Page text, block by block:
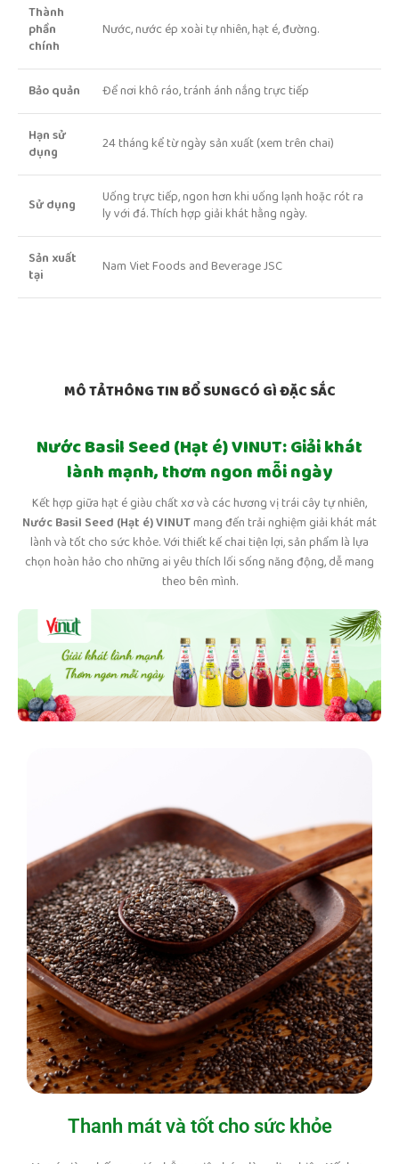
Thành
phần
chính
Nước, nước ép xoài tự nhiên, hạt é, đường.
Bảo quản Để nơi khô ráo, tránh ánh nắng trực tiếp
Hạn sử
dụng
24 tháng kể từ ngày sản xuất (xem trên chai)
Sử dụng
Uống trực tiếp, ngon hơn khi uống lạnh hoặc rót ra
ly với đá. Thích hợp giải khát hằng ngày.
Sản xuất
tại
Nam Viet Foods and Beverage JSC
MÔ TẢTHÔNG TIN BỔ SUNGCÓ GÌ ĐẶC SẮC
Nước Basil Seed (Hạt é) VINUT: Giải khát
lành mạnh, thơm ngon mỗi ngày
Kết hợp giữa hạt é giàu chất xơ và các hương vị trái cây tự nhiên,
Nước Basil Seed (Hạt é)VINUTmang đến trải nghiệm giải khát mát
lành và tốt cho sức khỏe. Với thiết kế chai tiện lợi, sản phẩm là lựa
chọn hoàn hảo cho những ai yêu thích lối sống năng động, dễ mang
theo bên mình.
Thanh mát và tốt cho sức khỏe